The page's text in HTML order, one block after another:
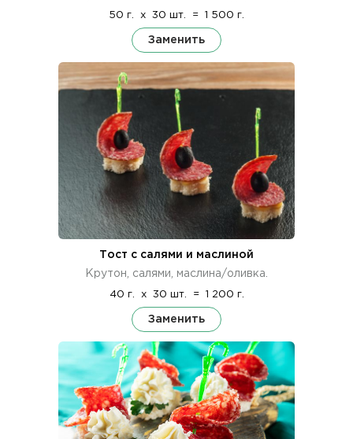
50 г. x 30 шт. = 1 500 г.
Заменить
Тост с салями и маслиной
Крутон, салями, маслина/оливка.
40 г. x 30 шт. = 1 200 г.
Заменить